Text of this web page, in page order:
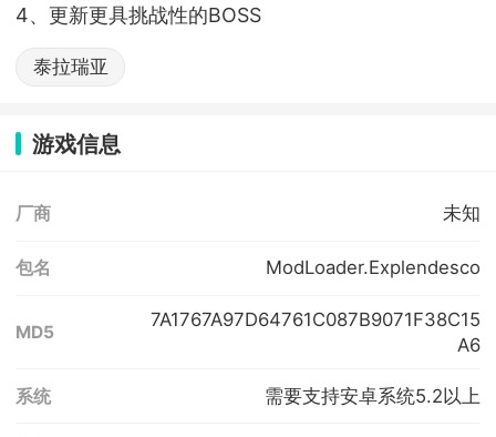
4、更新更具挑战性的BOSS
泰拉瑞亚
游戏信息
厂商 未知
包名 ModLoader.Explendesco
MD5
7A1767A97D64761C087B9071F38C15
A6
系统 需要支持安卓系统5.2以上